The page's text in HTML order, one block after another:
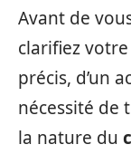
Avant de
clarifiez votre
précis, d’un
nécessité de
la nature du